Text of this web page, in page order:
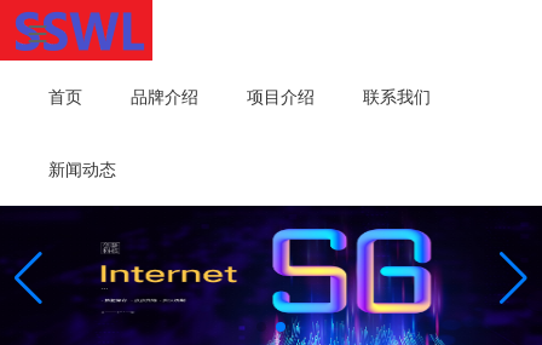
首页 品牌介绍 项目介绍 联系我们
新闻动态